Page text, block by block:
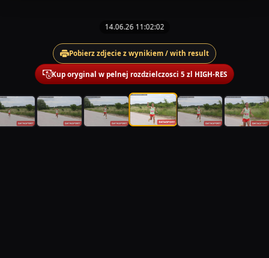
14.06.26 11:02:02
Pobierz zdjecie z wynikiem / with result
Kup oryginal w pelnej rozdzielczosci 5 zl HIGH-RES